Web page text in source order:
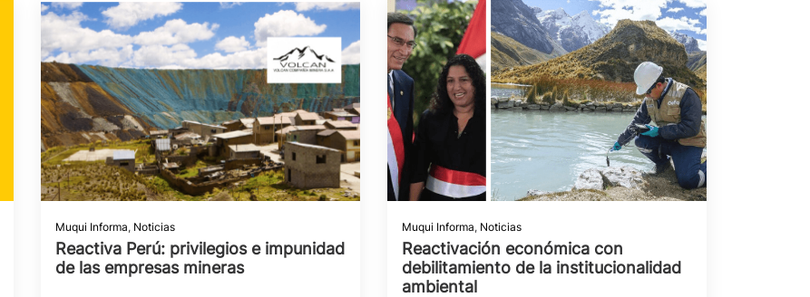
Muqui Informa, Noticias
Reactiva Perú: privilegios e impunidad
de las empresas mineras
Muqui Informa, Noticias
Reactivación económica con
debilitamiento de la institucionalidad
ambiental